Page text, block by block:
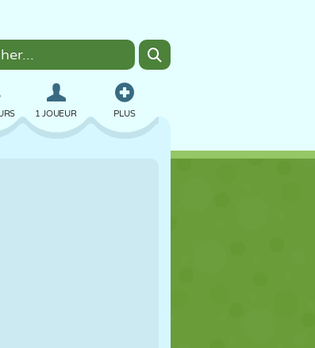
PLUS
1 JOUEUR